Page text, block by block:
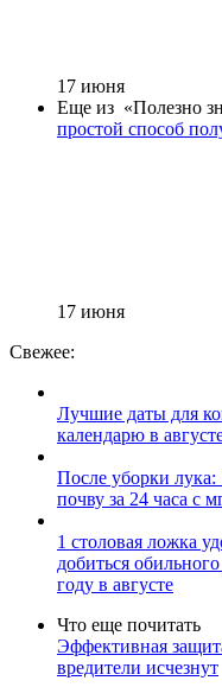
17 июня
Еще из «Полезно
простой способ
17 июня
Свежее:
Лучшие даты для
календарю в
После уборки лука:
почву за 24 часа с
1 столовая ложка
добиться
году в августе
Что еще почитать
Эффективная
вредители исчезнут